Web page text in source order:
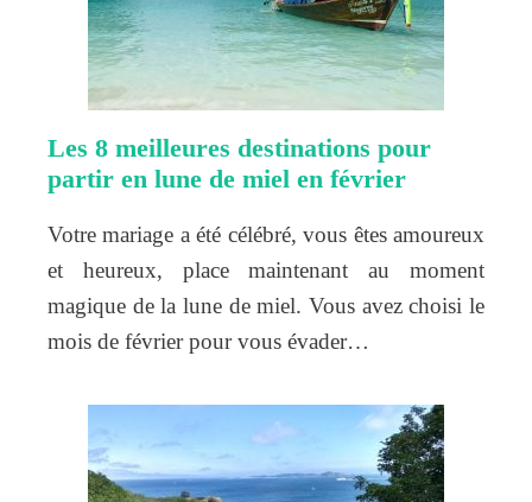
Les 8 meilleures destinations pour
partir en lune de miel en février
Votre mariage a été célébré, vous êtes amoureux
et heureux, place maintenant au moment
magique de la lune de miel. Vous avez choisi le
mois de février pour vous évader…